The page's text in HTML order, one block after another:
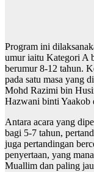
Program ini
umur iaitu Kategori A
berumur 8-12 tahun.
pada satu masa yang
Mohd Razimi bin
Hazwani binti
Antara acara yang
bagi 5-7 tahun,
juga pertandingan
penyertaan, yang
Muallim dan paling